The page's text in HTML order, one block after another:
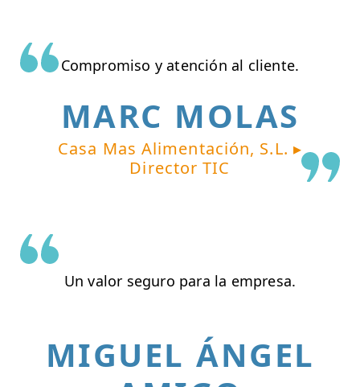
Compromiso y atención al cliente.
MARC MOLAS
Casa Mas Alimentación, S.L. ▸
Director TIC
Un valor seguro para la empresa.
MIGUEL ÁNGEL